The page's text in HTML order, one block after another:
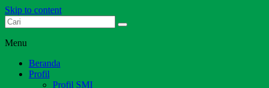
Skip to content
Dari Jambi untuk Indonesia
Menu
Beranda
Profil
Profil SMI